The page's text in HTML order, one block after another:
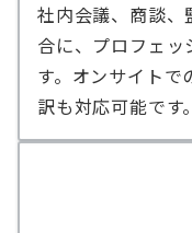
社内会議、商談、
合に、プロフェ
す。オンサイトで
訳も対応可能です。